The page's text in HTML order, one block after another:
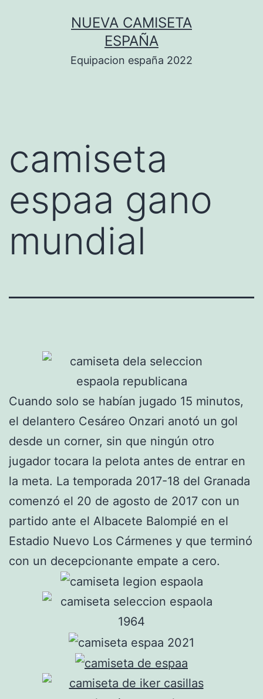
NUEVA CAMISETA
ESPAÑA
Equipacion españa 2022
camiseta
espaa gano
mundial
Cuando solo se habían jugado 15 minutos,
el delantero Cesáreo Onzari anotó un gol
desde un corner, sin que ningún otro
jugador tocara la pelota antes de entrar en
la meta. La temporada 2017-18 del Granada
comenzó el 20 de agosto de 2017 con un
partido ante el Albacete Balompié en el
Estadio Nuevo Los Cármenes y que terminó
con un decepcionante empate a cero.